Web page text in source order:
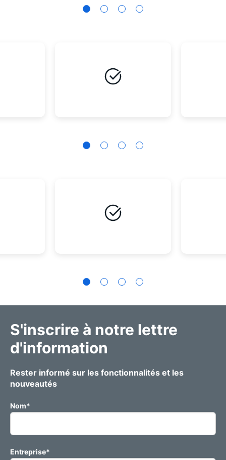
S'inscrire à notre lettre
d'information
Rester informé sur les fonctionnalités et les
nouveautés
Nom*
Entreprise*